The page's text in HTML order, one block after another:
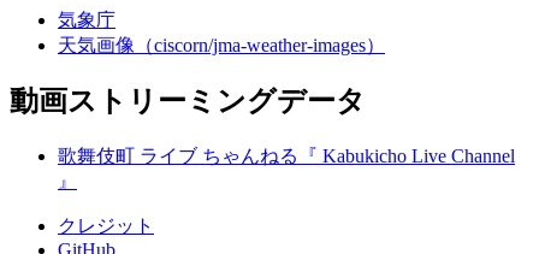
気象庁
天気画像（ciscorn/jma-weather-images）
動画ストリーミングデータ
歌舞伎町 ライブ ちゃんねる『 Kabukicho Live Channel
』
クレジット